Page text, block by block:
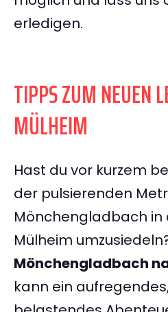
erledigen.
TIPPS ZUM NEUEN
MÜLHEIM
Hast du vor kurzem
der pulsierenden
Mönchengladbach
Mülheim
Mönchengladbach
kann ein